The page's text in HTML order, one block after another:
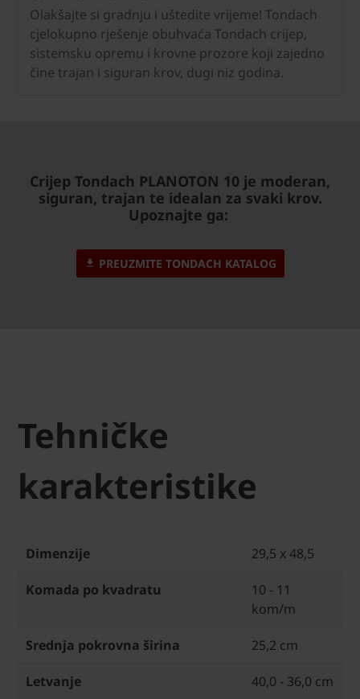
Olakšajte si gradnju i uštedite vrijeme! Tondach
cjelokupno rješenje obuhvaća Tondach crijep,
sistemsku opremu i krovne prozore koji zajedno
čine trajan i siguran krov, dugi niz godina.
Crijep Tondach PLANOTON 10 je moderan,
siguran, trajan te idealan za svaki krov.
Upoznajte ga:
PREUZMITE TONDACH KATALOG
Tehničke
karakteristike
Dimenzije 29,5 x 48,5
Komada po kvadratu
10 - 11
kom/m
Srednja pokrovna širina 25,2 cm
Letvanje 40,0 - 36,0 cm